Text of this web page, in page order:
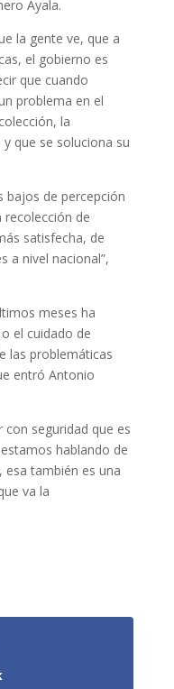
Ayala.
la gente ve, que a
el gobierno es
que cuando
problema en el
la
que se soluciona su
bajos de percepción
de
satisfecha, de
a nivel nacional”,
meses ha
el cuidado de
las problemáticas
entró Antonio
con seguridad que es
hablando de
esa también es una
va la